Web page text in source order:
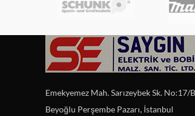
Emekyemez Mah. Sarızeybek Sk. No:17/
Beyoğlu Perşembe Pazarı, İstanbul